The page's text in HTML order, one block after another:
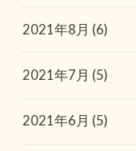
2021年8月 (6)
2021年7月 (5)
2021年6月 (5)